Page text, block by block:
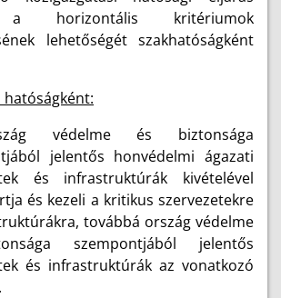
horizontális kritériumok
lehetőségét szakhatóságként
védelme és biztonsága
jelentős honvédelmi ágazati
és infrastruktúrák kivételével
és kezeli a kritikus szervezetekre
továbbá ország védelme
szempontjából jelentős
és infrastruktúrák az vonatkozó